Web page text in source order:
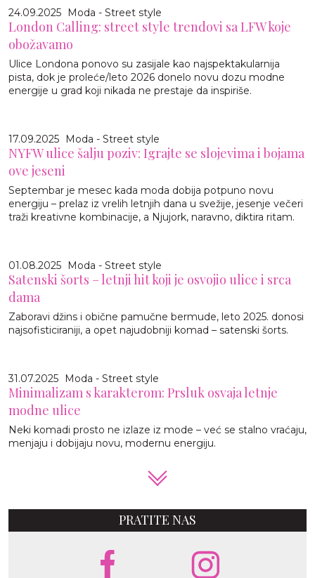
24.09.2025 Moda - Street style
London Calling: street style trendovi sa LFW koje
obožavamo
Ulice Londona ponovo su zasijale kao najspektakularnija
pista, dok je proleće/leto 2026 donelo novu dozu modne
energije u grad koji nikada ne prestaje da inspiriše.
17.09.2025 Moda - Street style
NYFW ulice šalju poziv: Igrajte se slojevima i bojama
ove jeseni
Septembar je mesec kada moda dobija potpuno novu
energiju – prelaz iz vrelih letnjih dana u svežije, jesenje večeri
traži kreativne kombinacije, a Njujork, naravno, diktira ritam.
01.08.2025 Moda - Street style
Satenski šorts – letnji hit koji je osvojio ulice i srca
dama
Zaboravi džins i obične pamučne bermude, leto 2025. donosi
najsofisticiraniji, a opet najudobniji komad – satenski šorts.
31.07.2025 Moda - Street style
Minimalizam s karakterom: Prsluk osvaja letnje
modne ulice
Neki komadi prosto ne izlaze iz mode – već se stalno vraćaju,
menjaju i dobijaju novu, modernu energiju.
PRATITE NAS